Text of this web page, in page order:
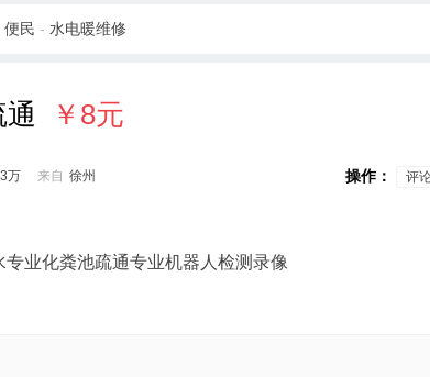
便民 - 水电暖维修
￥8元
万 来自 徐州 操作： 评
业化粪池疏通专业机器人检测录像